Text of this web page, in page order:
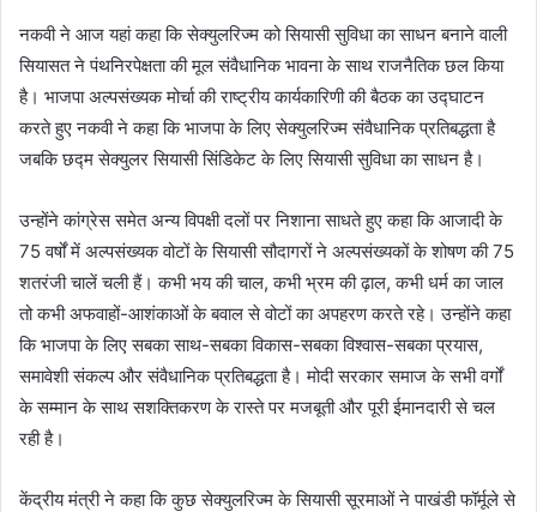
नकवी ने आज यहां कहा कि सेक्युलरिज्म को सियासी सुविधा का साधन बनाने वाली
सियासत ने पंथनिरपेक्षता की मूल संवैधानिक भावना के साथ राजनैतिक छल किया
है। भाजपा अल्पसंख्यक मोर्चा की राष्ट्रीय कार्यकारिणी की बैठक का उद्घाटन
करते हुए नकवी ने कहा कि भाजपा के लिए सेक्युलरिज्म संवैधानिक प्रतिबद्धता है
जबकि छद्म सेक्युलर सियासी सिंडिकेट के लिए सियासी सुविधा का साधन है।
उन्होंने कांग्रेस समेत अन्य विपक्षी दलों पर निशाना साधते हुए कहा कि आजादी के
75 वर्षों में अल्पसंख्यक वोटों के सियासी सौदागरों ने अल्पसंख्यकों के शोषण की 75
शतरंजी चालें चली हैं। कभी भय की चाल, कभी भ्रम की ढ़ाल, कभी धर्म का जाल
तो कभी अफवाहों-आशंकाओं के बवाल से वोटों का अपहरण करते रहे। उन्होंने कहा
कि भाजपा के लिए सबका साथ-सबका विकास-सबका विश्वास-सबका प्रयास,
समावेशी संकल्प और संवैधानिक प्रतिबद्धता है। मोदी सरकार समाज के सभी वर्गों
के सम्मान के साथ सशक्तिकरण के रास्ते पर मजबूती और पूरी ईमानदारी से चल
रही है।
केंद्रीय मंत्री ने कहा कि कुछ सेक्युलरिज्म के सियासी सूरमाओं ने पाखंडी फॉर्मूले से